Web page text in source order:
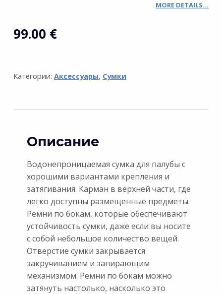
MORE DETAILS…
99.00 €
Категории: Аксессуары, Сумки
Описание
Водонепроницаемая сумка для палубы с
хорошими вариантами крепления и
затягивания. Карман в верхней части, где
легко доступны размещенные предметы.
Ремни по бокам, которые обеспечивают
устойчивость сумки, даже если вы носите
с собой небольшое количество вещей.
Отверстие сумки закрывается
закручиванием и запирающим
механизмом. Ремни по бокам можно
затянуть настолько, насколько это